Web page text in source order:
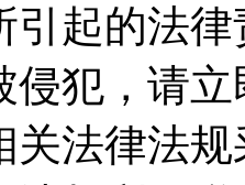
引起的法
侵犯，请
关法律法